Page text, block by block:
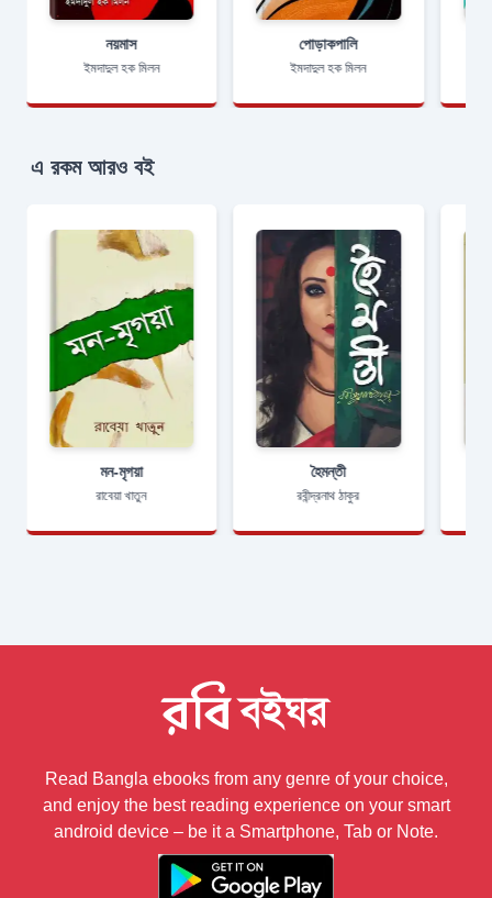
নয়মাস
ইমদাদুল হক মিলন
পােড়াকপালি
ইমদাদুল হক মিলন
এ রকম আরও বই
মন-মৃগয়া
রাবেয়া খাতুন
হৈমন্তী
রবীন্দ্রনাথ ঠাকুর
Read Bangla ebooks from any genre of your choice,
and enjoy the best reading experience on your smart
android device – be it a Smartphone, Tab or Note.